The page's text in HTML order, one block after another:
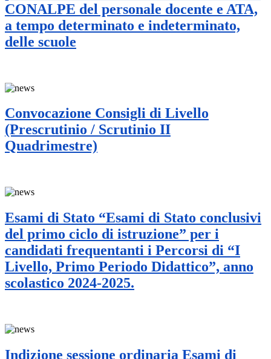
CONALPE del personale docente e ATA,
a tempo determinato e indeterminato,
delle scuole
Convocazione Consigli di Livello
(Prescrutinio / Scrutinio II
Quadrimestre)
Esami di Stato “Esami di Stato conclusivi
del primo ciclo di istruzione” per i
candidati frequentanti i Percorsi di “I
Livello, Primo Periodo Didattico”, anno
scolastico 2024-2025.
Indizione sessione ordinaria Esami di